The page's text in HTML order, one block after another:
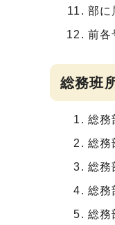
部に
前各
総務班
総務
総務
総務
総務
総務